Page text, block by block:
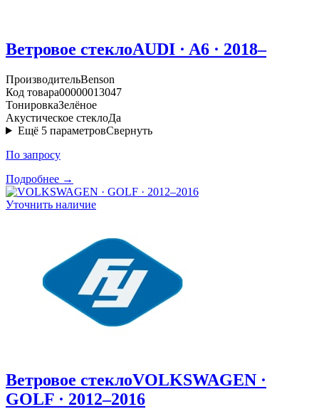
Ветровое стеклоAUDI · A6 · 2018–
ПроизводительBenson
Код товара00000013047
ТонировкаЗелёное
Акустическое стеклоДа
Ещё 5 параметровСвернуть
По запросу
Подробнее →
Уточнить наличие
Ветровое стеклоVOLKSWAGEN ·
GOLF · 2012–2016